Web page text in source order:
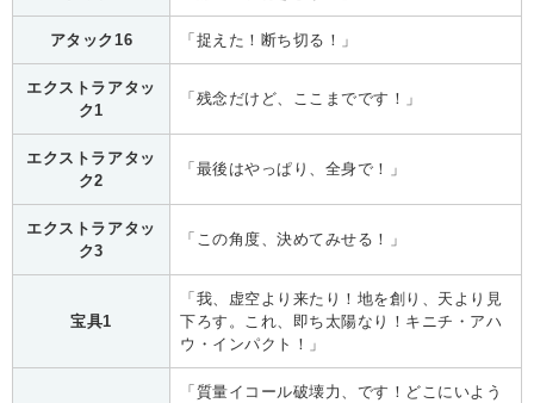
アタック16 「捉えた！断ち切る！」
エクストラアタッ
ク1
「残念だけど、ここまでです！」
エクストラアタッ
ク2
「最後はやっぱり、全身で！」
エクストラアタッ
ク3
「この角度、決めてみせる！」
宝具1
「我、虚空より来たり！地を創り、天より見
下ろす。これ、即ち太陽なり！キニチ・アハ
ウ・インパクト！」
「質量イコール破壊力、です！どこにいよう